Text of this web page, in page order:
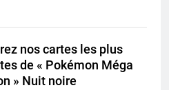
nos cartes les plus
de « Pokémon Méga
» Nuit noire